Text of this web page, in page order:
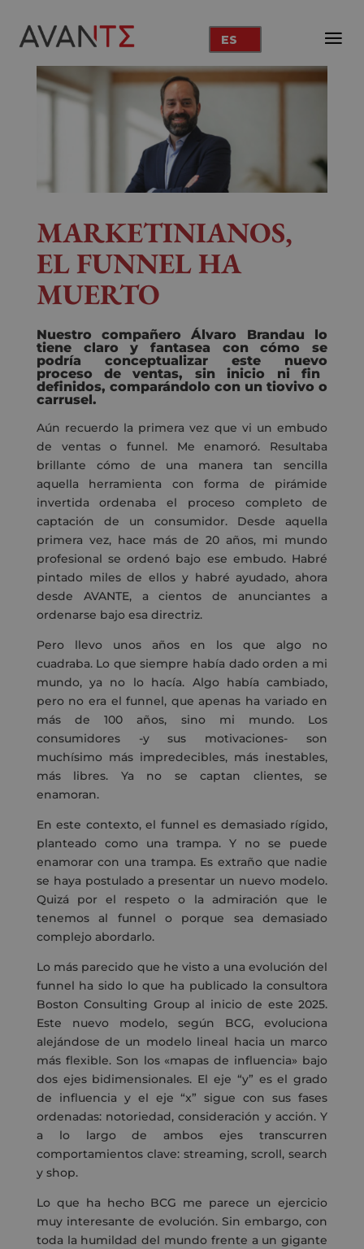
ES
MARKETINIANOS,
EL FUNNEL HA
MUERTO
Nuestro compañero Álvaro Brandau
lo
tiene claro y fantasea con cómose
podría conceptualizareste nuevo
proceso de ventas, sin inicio ni fin
definidos, comparándolo con un tiovivo o
carrusel.
Aún recuerdo la primera vez que vi un embudo
de ventas o funnel. Me enamoró. Resultaba
brillante cómo de una manera tan sencilla
aquella herramienta con forma de pirámide
invertida ordenaba el proceso completo de
captación de un consumidor. Desde aquella
primera vez, hace más de 20 años, mi mundo
profesional se ordenó bajo ese embudo. Habré
pintado miles de ellos y habré ayudado, ahora
desde AVANTE, a cientos de anunciantes a
ordenarse bajo esa directriz.
Pero llevo unos años en los que algo no
cuadraba. Lo que siempre había dado orden a mi
mundo, ya no lo hacía. Algo había cambiado,
pero no era el funnel, que apenas ha variado en
más de 100 años, sino mi mundo. Los
consumidores -y sus motivaciones- son
muchísimo más impredecibles, más inestables,
más libres. Ya no se captan clientes, se
enamoran.
En este contexto, el funnel es demasiado rígido,
planteado como una trampa. Y no se puede
enamorar con una trampa. Es extraño que nadie
se haya postulado a presentar un nuevo modelo.
Quizá por el respeto o la admiración que le
tenemos al funnel o porque sea demasiado
complejo abordarlo.
Lo más parecido que he visto a una evolución del
funnel ha sido lo que ha publicado la consultora
Boston Consulting Group al inicio de este 2025.
Este nuevo modelo, según BCG, evoluciona
alejándose de un modelo lineal hacia un marco
más flexible. Son los «mapas de influencia» bajo
dos ejes bidimensionales. El eje “y” es el grado
de influencia y el eje “x” sigue con sus fases
ordenadas: notoriedad, consideración y acción. Y
a lo largo de ambos ejes transcurren
comportamientos clave: streaming, scroll, search
y shop.
Lo que ha hecho BCG me parece un ejercicio
muy interesante de evolución. Sin embargo, con
toda la humildad del mundo frente a un gigante